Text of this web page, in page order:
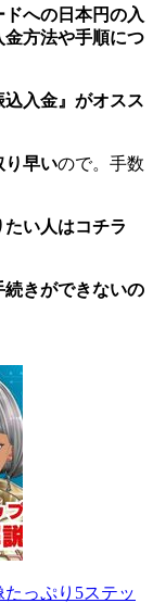
への日本円の入
方法や手順につ
込入金』がオスス
り早いので。手数
たい人はコチラ
続きができないの
たっぷり5ステッ